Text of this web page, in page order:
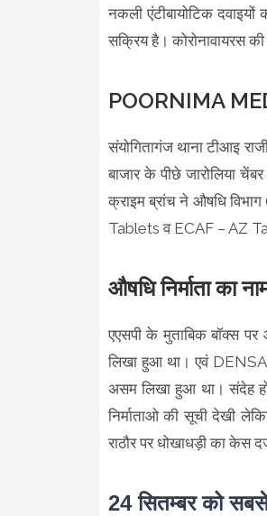
नकली एंटीबायोटिक
सक्रिय है। कोरोनावायरस
POORNIMA
संयोगितागंज थाना टीआइ
बाजार के पीछे जारोलिया
क्राइम ब्रांच ने औषधि
Tablets व ECAF – AZ
औषधि निर्माता का
एएसपी के मुताबिक बॉक्स पर
लिखा हुआ था। एवं
असम लिखा हुआ था। संदेह
निर्माताओ की सूची देखी
राठौर पर धोखाधड़ी का केस
24 सितम्बर को सबसे